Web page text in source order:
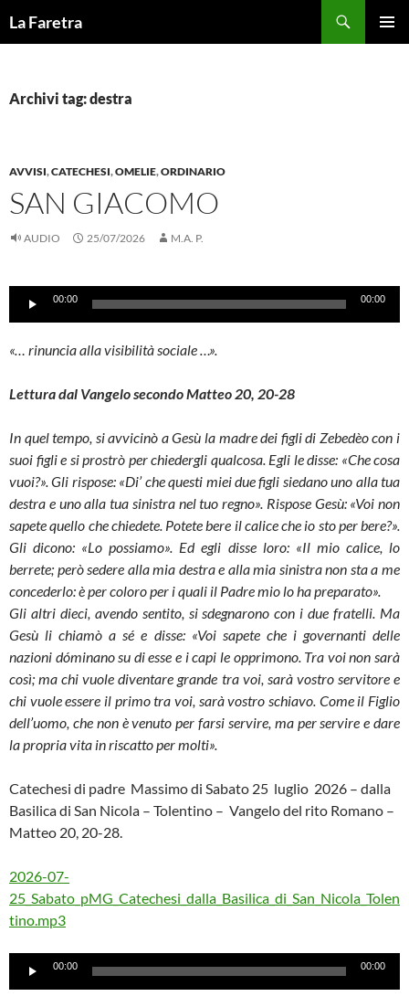
La Faretra
Archivi tag: destra
AVVISI,CATECHESI,OMELIE,ORDINARIO
SAN GIACOMO
AUDIO 25/07/2026 M.A. P.
Audio
Player
00:00 00:00
«… rinuncia alla visibilità sociale …».
Lettura dal Vangelo secondo Matteo 20, 20-28
In quel tempo, si avvicinò a Gesù la madre dei figli di Zebedèo con i
suoi figli e si prostrò per chiedergli qualcosa. Egli le disse: «Che cosa
vuoi?». Gli rispose: «Di’ che questi miei due figli siedano uno alla tua
destra e uno alla tua sinistra nel tuo regno». Rispose Gesù: «Voi non
sapete quello che chiedete. Potete bere il calice che io sto per bere?».
Gli dicono: «Lo possiamo». Ed egli disse loro: «Il mio calice, lo
berrete; però sedere alla mia destra e alla mia sinistra non sta a me
concederlo: è per coloro per i quali il Padre mio lo ha preparato».
Gli altri dieci, avendo sentito, si sdegnarono con i due fratelli. Ma
Gesù li chiamò a sé e disse: «Voi sapete che i governanti delle
nazioni dóminano su di esse e i capi le opprimono. Tra voi non sarà
così; ma chi vuole diventare grande tra voi, sarà vostro servitore e
chi vuole essere il primo tra voi, sarà vostro schiavo. Come il Figlio
dell’uomo, che non è venuto per farsi servire, ma per servire e dare
la propria vita in riscatto per molti».
Catechesi di padre Massimo di Sabato 25 luglio 2026 – dalla
Basilica di San Nicola – Tolentino – Vangelo del rito Romano –
Matteo 20, 20-28.
2026-07-
25_Sabato_pMG_Catechesi_dalla_Basilica_di_San_Nicola_Tolen
tino.mp3
Audio
00:00 00:00